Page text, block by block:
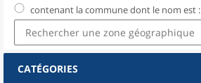
contenant la commune dont le nom est :
CATÉGORIES